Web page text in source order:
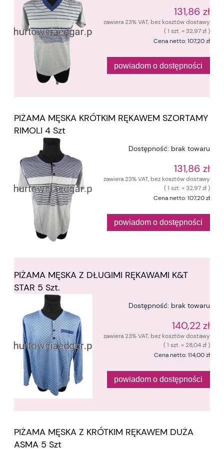
131,86 zł
zawiera 23% VAT, bez kosztów dostawy
( 1 szt. = 32,97 zł )
Cena netto:107,20 zł
powiadom o dostępności
PIŻAMA MĘSKA KRÓTKIM RĘKAWEM SZORTAMY
RIMOLI 4 Szt
Dostępność: brak towaru
131,86 zł
zawiera 23% VAT, bez kosztów dostawy
( 1 szt. = 32,97 zł )
Cena netto:107,20 zł
powiadom o dostępności
PIŻAMA MĘSKA Z DŁUGIMI RĘKAWAMI K&T
STAR 5 Szt.
Dostępność: brak towaru
140,22 zł
zawiera 23% VAT, bez kosztów dostawy
( 1 szt. = 28,04 zł )
Cena netto:114,00 zł
powiadom o dostępności
PIŻAMA MĘSKA Z KRÓTKIM RĘKAWEM DUŻA
ASMA 5 Szt